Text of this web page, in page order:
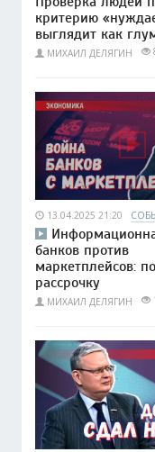
критерию
выглядит как
МИХАИЛ ДЕЛЯГИН
13.04.2025 21:20
банков против
маркетплейсов:
рассрочку
МИХАИЛ ДЕЛЯГИН